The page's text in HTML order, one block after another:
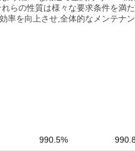
らの性質は様々な要求条件を満
率を向上させ,全体的なメンテナ
990.5%